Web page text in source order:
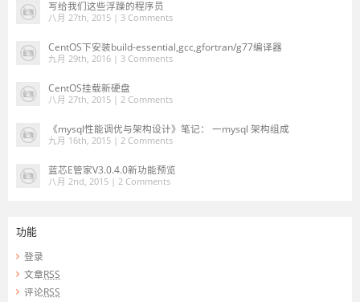
写给我们这些浮躁的程序员
八月 27th, 2015 | 3 Comments
CentOS下安装build-essential,gcc,gfortran/g77编译器
九月 29th, 2016 | 3 Comments
CentOS挂载新硬盘
八月 27th, 2015 | 2 Comments
《mysql性能调优与架构设计》笔记： 一mysql 架构组成
九月 16th, 2015 | 2 Comments
蓝芯E管家V3.0.4.0新功能预览
八月 2nd, 2015 | 2 Comments
功能
登录
文章RSS
评论RSS